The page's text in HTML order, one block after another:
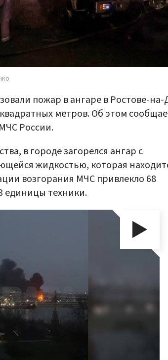
пожар в ангаре в Ростове-
метров. Об этом
МЧС России.
в городе загорелся ангар с
жидкостью, которая
возгорания МЧС привлекло 68
единицы техники.